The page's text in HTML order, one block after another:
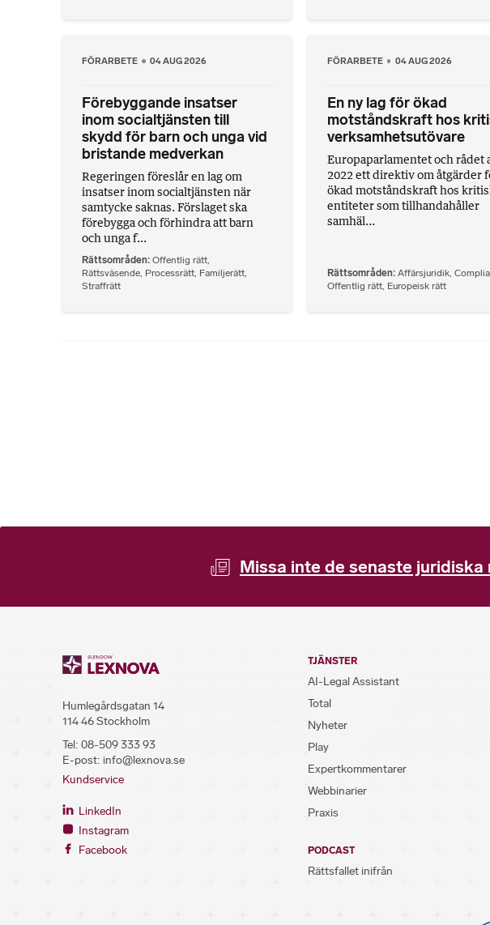
FÖRARBETE 04 AUG 2026
Förebyggande insatser
inom socialtjänsten till
skydd för barn och unga vid
bristande medverkan
Regeringen föreslår en lag om
insatser inom socialtjänsten när
samtycke saknas. Förslaget ska
förebygga och förhindra att barn
och unga f...
Rättsområden Offentlig rätt
Rättsväsende Processrätt Familjerätt
Straffrätt
FÖRARBETE 04 AUG 2026
En ny lag för ökad
motståndskraft hos
verksamhetsutövare
Europaparlamentet och rådet
2022 ett direktiv om åtgärder
ökad motståndskraft hos
entiteter som tillhandahåller
samhäl...
Rättsområden Affärsjuridik,
Offentlig rätt, Europeisk rätt
Missa inte de senaste
Humlegårdsgatan 14
114 46 Stockholm
Tel: 08-509 333 93
E-post: info@lexnova.se
Kundservice
LinkedIn
Instagram
Facebook
TJÄNSTER
AI-Legal Assistant
Total
Nyheter
Play
Expertkommentarer
Webbinarier
Praxis
PODCAST
Rättsfallet inifrån